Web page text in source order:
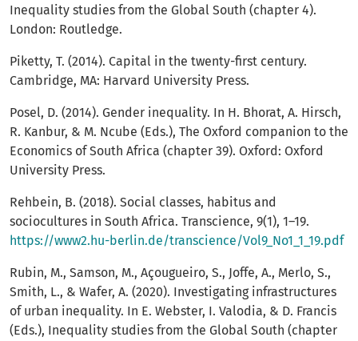
Inequality studies from the Global South (chapter 4).
London: Routledge.
Piketty, T. (2014). Capital in the twenty-first century.
Cambridge, MA: Harvard University Press.
Posel, D. (2014). Gender inequality. In H. Bhorat, A. Hirsch,
R. Kanbur, & M. Ncube (Eds.), The Oxford companion to the
Economics of South Africa (chapter 39). Oxford: Oxford
University Press.
Rehbein, B. (2018). Social classes, habitus and
sociocultures in South Africa. Transcience, 9(1), 1–19.
https://www2.hu-berlin.de/transcience/Vol9_No1_1_19.pdf
Rubin, M., Samson, M., Açougueiro, S., Joffe, A., Merlo, S.,
Smith, L., & Wafer, A. (2020). Investigating infrastructures
of urban inequality. In E. Webster, I. Valodia, & D. Francis
(Eds.), Inequality studies from the Global South (chapter